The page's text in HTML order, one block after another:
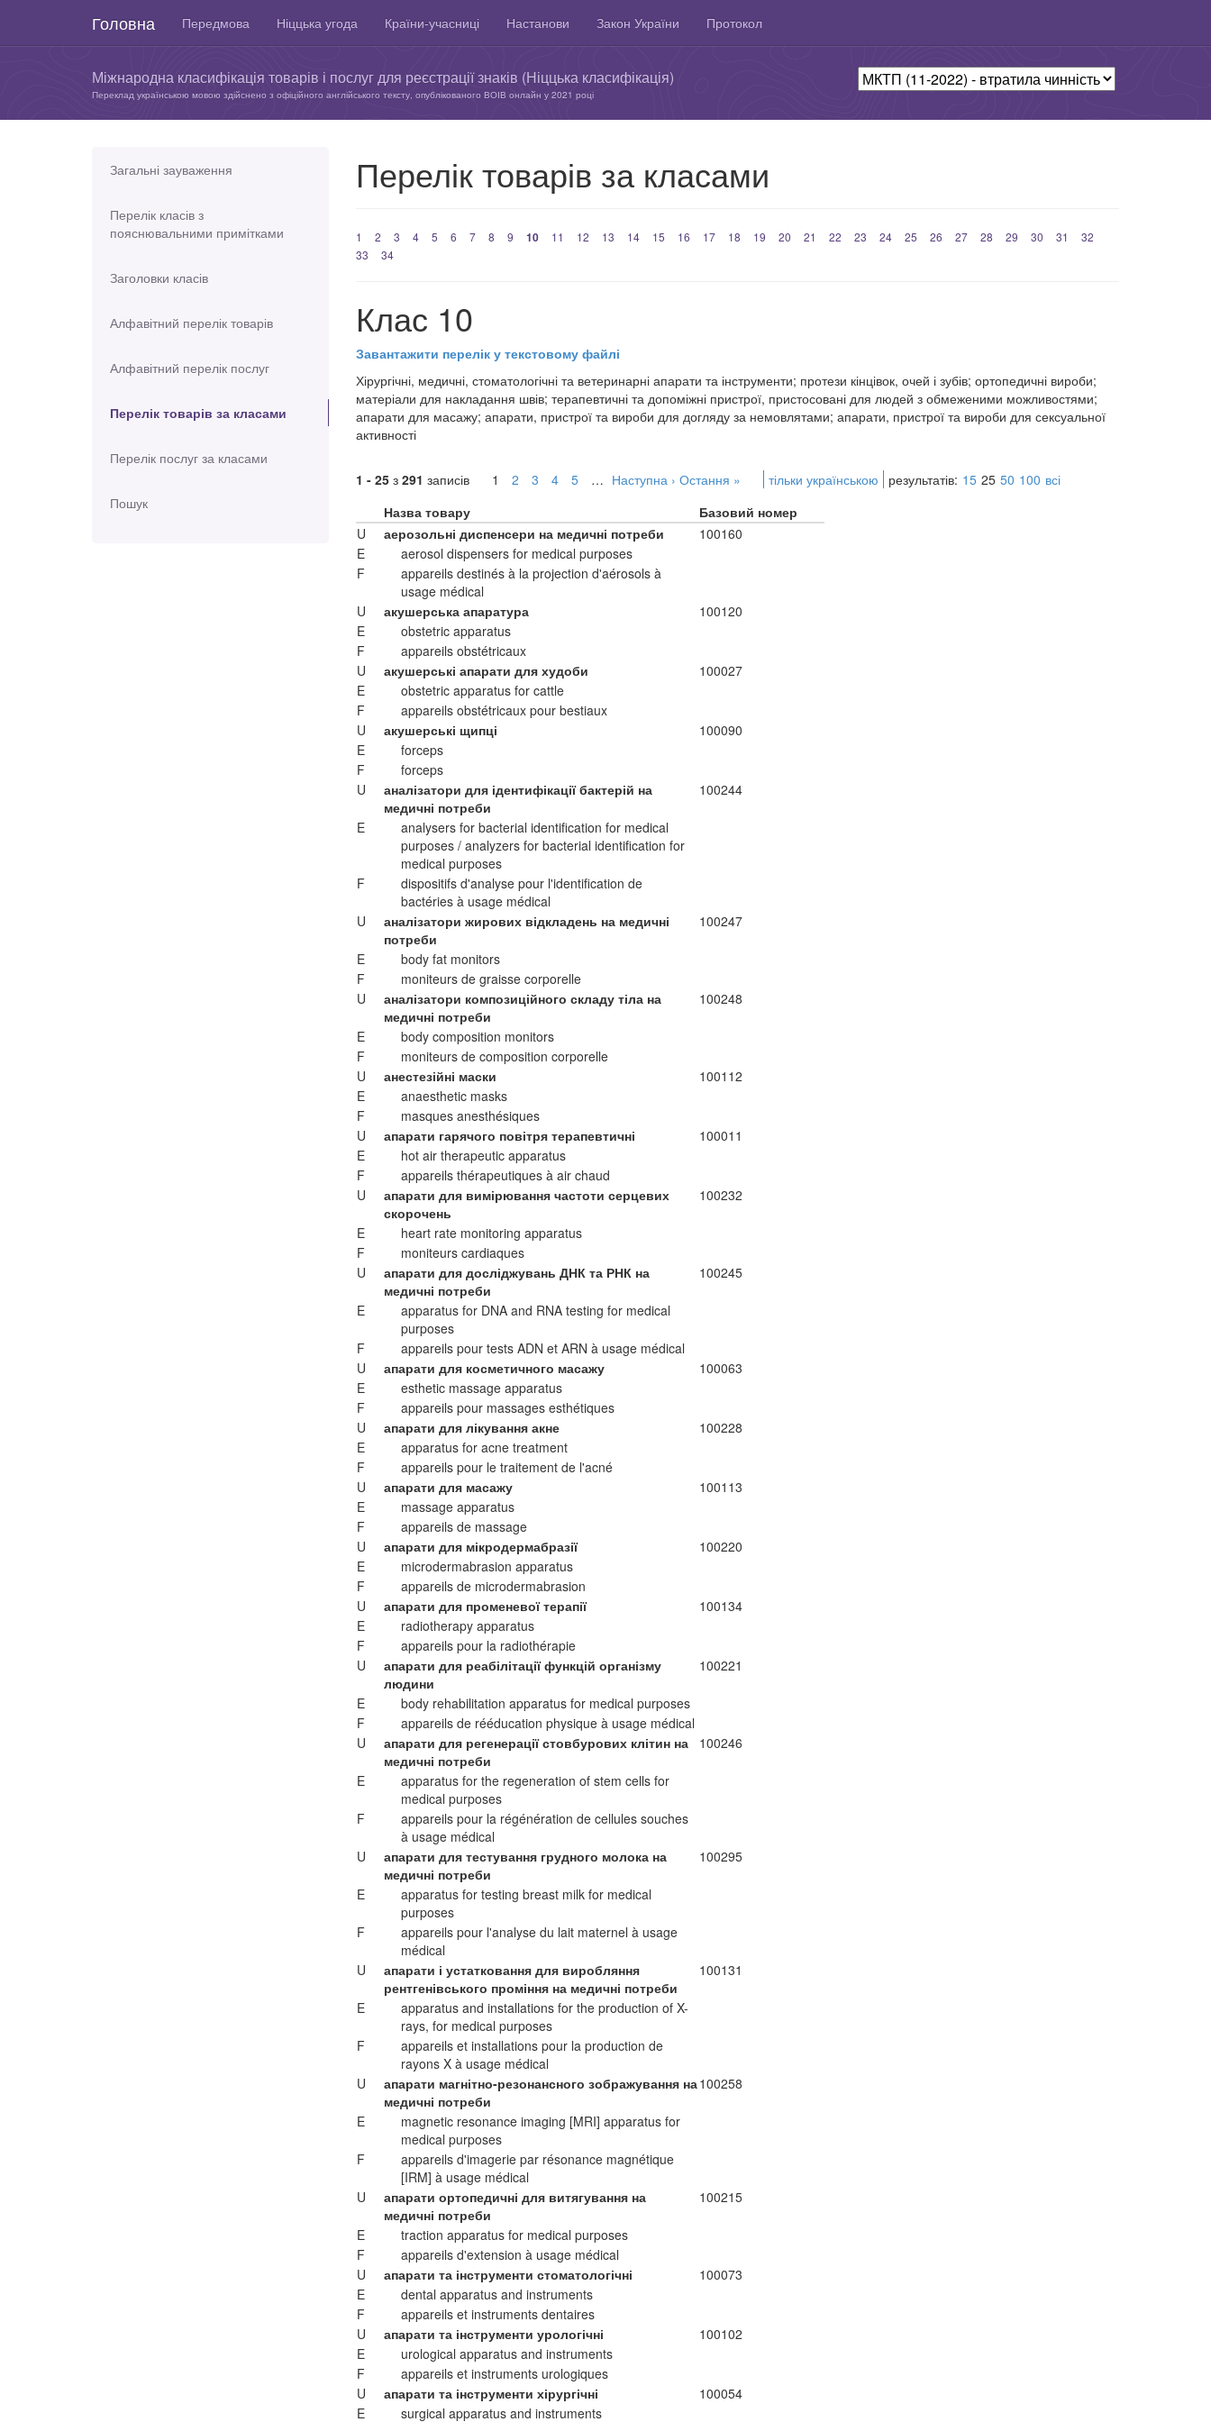
Головна Передмова Ніццька угода Країни-учасниці Настанови Закон України Протокол
Міжнародна класифікація товарів і послуг для реєстрації знаків (Ніццька класифікація)
Переклад українською мовою здійснено з офіційного англійського тексту, опублікованого ВОІВ онлайн у 2021 році
Загальні зауваження
Перелік класів з
пояснювальними примітками
Заголовки класів
Алфавітний перелік товарів
Алфавітний перелік послуг
Перелік товарів за класами
Перелік послуг за класами
Пошук
Перелік товарів за класами
1 2 3 4 5 6 7 8 9 10 11 12 13 14 15 16 17 18 19 20 21 22 23 24 25 26 27 28 29 30 31
32
33
34
Клас 10
Завантажити перелік у текстовому файлі
Хірургічні, медичні, стоматологічні та ветеринарні апарати та інструменти; протези кінцівок, очей і зубів; ортопедичні вироби;
матеріали для накладання швів; терапевтичні та допоміжні пристрої, пристосовані для людей з обмеженими можливостями;
апарати для масажу; апарати, пристрої та вироби для догляду за немовлятами; апарати, пристрої та вироби для сексуальної
активності
1 - 25з 291 записів 1 2 3 4 5 … Наступна › Остання » тільки українською результатів: 15 25 50 100 всі
Назва товару
Базовий номер
U
аерозольні диспенсери на медичні потреби
100160
E
aerosol dispensers for medical purposes
F
appareils destinés à la projection d'aérosols à
usage médical
U
акушерська апаратура
100120
E
obstetric apparatus
F
appareils obstétricaux
U
акушерські апарати для худоби
100027
E
obstetric apparatus for cattle
F
appareils obstétricaux pour bestiaux
U
акушерські щипці
100090
E
forceps
F
forceps
U
аналізатори для ідентифікації бактерій на
медичні потреби
100244
E
analysers for bacterial identification for medical
purposes / analyzers for bacterial identification for
medical purposes
F
dispositifs d'analyse pour l'identification de
bactéries à usage médical
U
аналізатори жирових відкладень на медичні
потреби
100247
E
body fat monitors
F
moniteurs de graisse corporelle
U
аналізатори композиційного складу тіла на
медичні потреби
100248
E
body composition monitors
F
moniteurs de composition corporelle
U
анестезійні маски
100112
E
anaesthetic masks
F
masques anesthésiques
U
апарати гарячого повітря терапевтичні
100011
E
hot air therapeutic apparatus
F
appareils thérapeutiques à air chaud
U
апарати для вимірювання частоти серцевих
скорочень
100232
E
heart rate monitoring apparatus
F
moniteurs cardiaques
U
апарати для досліджувань ДНК та РНК на
медичні потреби
100245
E
apparatus for DNA and RNA testing for medical
purposes
F
appareils pour tests ADN et ARN à usage médical
U
апарати для косметичного масажу
100063
E
esthetic massage apparatus
F
appareils pour massages esthétiques
U
апарати для лікування акне
100228
E
apparatus for acne treatment
F
appareils pour le traitement de l'acné
U
апарати для масажу
100113
E
massage apparatus
F
appareils de massage
U
апарати для мікродермабразії
100220
E
microdermabrasion apparatus
F
appareils de microdermabrasion
U
апарати для променевої терапії
100134
E
radiotherapy apparatus
F
appareils pour la radiothérapie
U
апарати для реабілітації функцій організму
людини
100221
E
body rehabilitation apparatus for medical purposes
F
appareils de rééducation physique à usage médical
U
апарати для регенерації стовбурових клітин на
медичні потреби
100246
E
apparatus for the regeneration of stem cells for
medical purposes
F
appareils pour la régénération de cellules souches
à usage médical
U
апарати для тестування грудного молока на
медичні потреби
100295
E
apparatus for testing breast milk for medical
purposes
F
appareils pour l'analyse du lait maternel à usage
médical
U
апарати і устатковання для виробляння
рентгенівського проміння на медичні потреби
100131
E
apparatus and installations for the production of X-
rays, for medical purposes
F
appareils et installations pour la production de
rayons X à usage médical
U
апарати магнітно-резонансного зображування на
медичні потреби
100258
E
magnetic resonance imaging [MRI] apparatus for
medical purposes
F
appareils d'imagerie par résonance magnétique
[IRM] à usage médical
U
апарати ортопедичні для витягування на
медичні потреби
100215
E
traction apparatus for medical purposes
F
appareils d'extension à usage médical
U
апарати та інструменти стоматологічні
100073
E
dental apparatus and instruments
F
appareils et instruments dentaires
U
апарати та інструменти урологічні
100102
E
urological apparatus and instruments
F
appareils et instruments urologiques
U
апарати та інструменти хірургічні
100054
E
surgical apparatus and instruments